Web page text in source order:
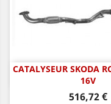
CATALYSEUR SKODA
16V
Prix
516,72 €
Aperçu